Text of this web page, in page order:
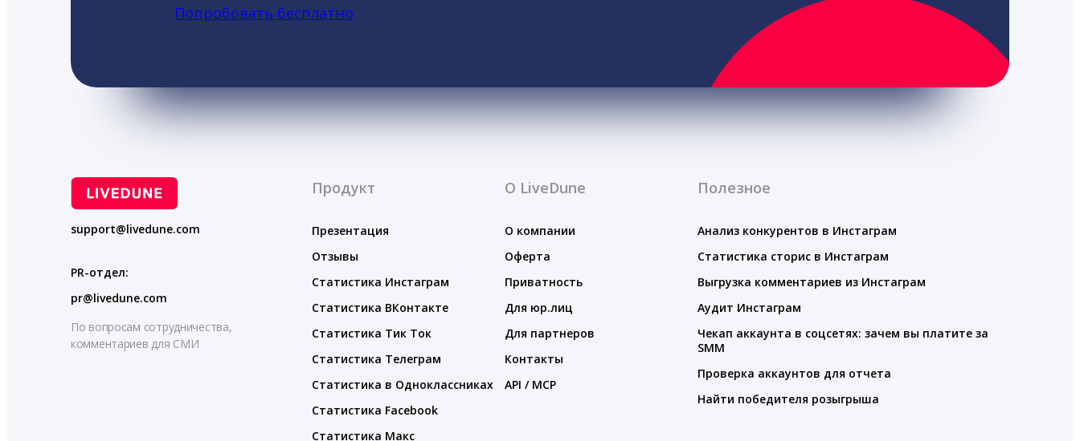
Попробовать бесплатно
support@livedune.com
PR-отдел:
pr@livedune.com
По вопросам сотрудничества,
комментариев для СМИ
Продукт
Презентация
Отзывы
Статистика Инстаграм
Статистика ВКонтакте
Статистика Тик Ток
Статистика Телеграм
Статистика в Одноклассниках
Статистика Facebook
Статистика Макс
О LiveDune
О компании
Оферта
Приватность
Для юр.лиц
Для партнеров
Контакты
API / MCP
Полезное
Анализ конкурентов в Инстаграм
Статистика сторис в Инстаграм
Выгрузка комментариев из Инстаграм
Аудит Инстаграм
Чекап аккаунта в соцсетях: зачем вы платите за
SMM
Проверка аккаунтов для отчета
Найти победителя розыгрыша